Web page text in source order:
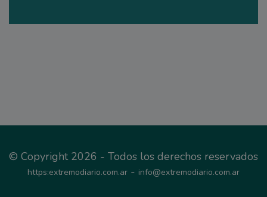
© Copyright 2026 - Todos los derechos reservados
https:extremodiario.com.ar - info@extremodiario.com.ar